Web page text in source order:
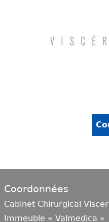
Coordonnées
Cabinet Chirurgical
Immeuble « Valmedica »